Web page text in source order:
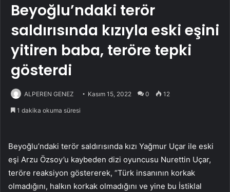
Beyoğlu’ndaki terör
saldırısında kızıyla eski eşini
yitiren baba, teröre tepki
gösterdi
ALPEREN GENEZ Kasım 15, 2022 0 12
1 dakika okuma süresi
Beyoğlu’ndaki terör saldırısında kızı Yağmur Uçar ile eski
eşi Arzu Özsoy’u kaybeden dizi oyuncusu Nurettin Uçar,
teröre reaksiyon göstererek, “Türk insanının korkak
olmadığını, halkın korkak olmadığını ve yine bu İstiklal